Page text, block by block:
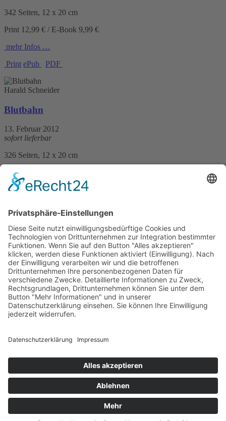
342 Seiten, 12 x 20 cm
Print 12,99 € / E-Book 9,99 €
mehr Infos …
Print ePub PDF
Harald Schneider
Blutbahn
13. Februar 2012
sofort lieferbar
326 Seiten, 12 x 20 cm
Print 11,90 € / E-Book 9,99 €
mehr Infos …
Harald Schneider
Erfindergeist
1. Juli 2009
sofort lieferbar
278 Seiten, 12 x 20 cm
Print 9,90 € / E-Book 9,99 €
AGB
Sitemap